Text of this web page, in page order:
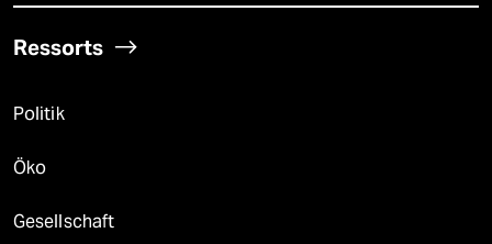
Ressorts
Politik
Öko
Gesellschaft